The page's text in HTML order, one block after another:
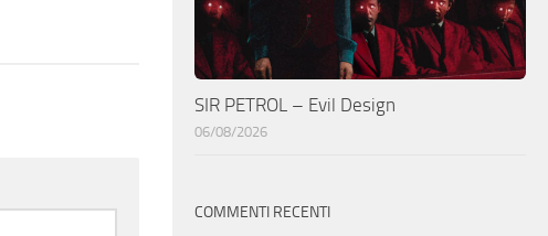
SIR PETROL – Evil Design
06/08/2026
COMMENTI RECENTI